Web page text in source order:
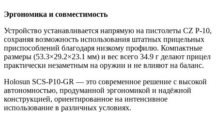
Эргономика и совместимость
Устройство устанавливается напрямую на пистолеты CZ P-10,
сохраняя возможность использования штатных прицельных
приспособлений благодаря низкому профилю. Компактные
размеры (53.3×29.2×23.1 мм) и вес всего 34.9 г делают прицел
практически незаметным на оружии и не влияют на баланс.
Holosun SCS-P10-GR — это современное решение с высокой
автономностью, продуманной эргономикой и надёжной
конструкцией, ориентированное на интенсивное
использование в различных условиях.